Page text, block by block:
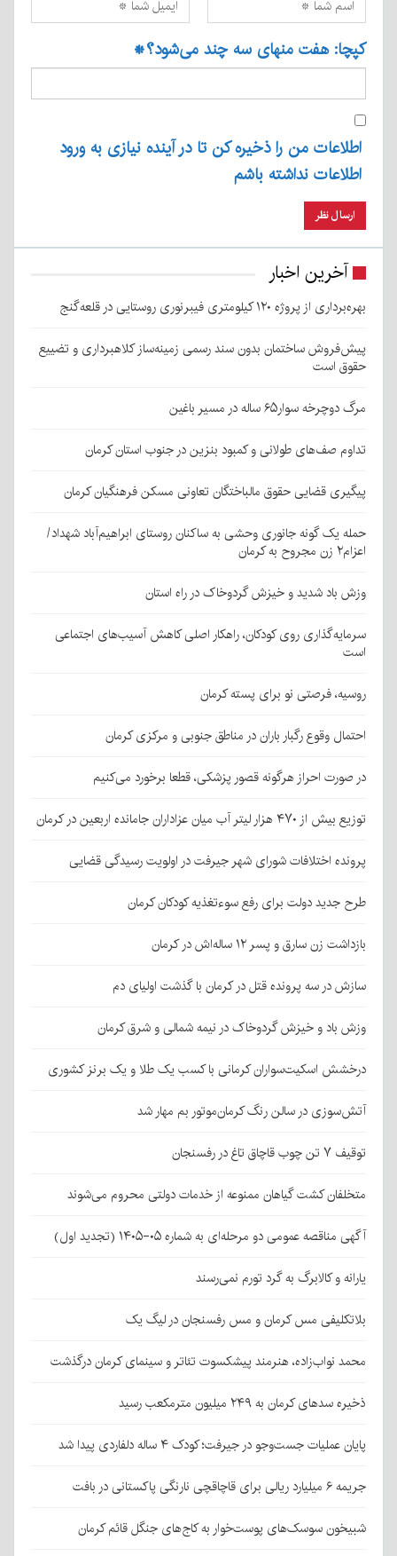
کپچا: هفت منهای سه چند می‌شود؟*
اطلاعات من را ذخیره کن تا در آینده نیازی به ورود
اطلاعات نداشته باشم
آخرین اخبار
بهره‌برداری از پروژه ۱۲۰ کیلومتری فیبرنوری روستایی در قلعه‌گنج
پیش‌فروش ساختمان بدون سند رسمی زمینه‌ساز کلاهبرداری و تضییع
حقوق است
مرگ دوچرخه سوار۶۵ ساله در مسیر باغین
تداوم صف‌های طولانی و کمبود بنزین در جنوب استان کرمان
پیگیری قضایی حقوق مالباختگان تعاونی مسکن فرهنگیان کرمان
حمله یک گونه جانوری وحشی به ساکنان روستای ابراهیم‌آباد شهداد/
اعزام۲ زن مجروح به کرمان
وزش باد شدید و خیزش گردوخاک در راه استان
سرمایه‌گذاری روی کودکان، راهکار اصلی کاهش آسیب‌های اجتماعی
است
روسیه، فرصتی نو برای پسته کرمان
احتمال وقوع رگبار باران در مناطق جنوبی و مرکزی کرمان
در صورت احراز هرگونه قصور پزشکی، قطعا برخورد می‌کنیم
توزیع بیش از ۴۷۰ هزار لیتر آب میان عزاداران جامانده اربعین در کرمان
پرونده اختلافات شورای شهر جیرفت در اولویت رسیدگی قضایی
طرح جدید دولت برای رفع سوءتغذیه کودکان کرمان
بازداشت زن سارق و پسر ۱۲ ساله‌اش در کرمان
سازش در سه پرونده قتل در کرمان با گذشت اولیای دم
وزش باد و خیزش گردوخاک در نیمه شمالی و شرق کرمان
درخشش اسکیت‌سواران کرمانی با کسب یک طلا و یک برنز کشوری
آتش‌سوزی در سالن رنگ کرمان‌موتور بم مهار شد
توقیف ۷ تن چوب قاچاق تاغ در رفسنجان
متخلفان کشت گیاهان ممنوعه از خدمات دولتی محروم می‌شوند
آگهی مناقصه عمومی دو مرحله‌ای به شماره ۰۵-۱۴۰۵ (تجدید اول)
یارانه و کالابرگ به گرد تورم نمی‌رسند
بلاتکلیفی مس کرمان و مس رفسنجان در لیگ یک
محمد نواب‌زاده، هنرمند پیشکسوت تئاتر و سینمای کرمان درگذشت
ذخیره سدهای کرمان به ۲۴۹ میلیون مترمکعب رسید
پایان عملیات جست‌وجو در جیرفت؛ کودک ۴ ساله دلفاردی پیدا شد
جریمه ۶ میلیارد ریالی برای قاچاقچی نارنگی پاکستانی در بافت
شبیخون سوسک‌های پوست‌خوار به کاج‌های جنگل قائم کرمان